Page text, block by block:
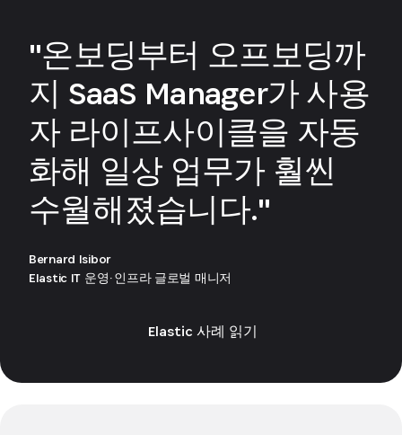
"온보딩부터 오프보딩까
지 SaaS Manager가 사용
자 라이프사이클을 자동
화해 일상 업무가 훨씬
수월해졌습니다."
Bernard Isibor
Elastic IT 운영·인프라 글로벌 매니저
Elastic 사례 읽기